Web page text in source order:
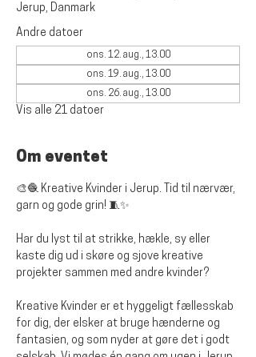
Jerup, Danmark
Andre datoer
ons. 12. aug., 13.00
ons. 19. aug., 13.00
ons. 26. aug., 13.00
Vis alle 21 datoer
Om eventet
🎨🧶 Kreative Kvinder i Jerup. Tid til nærvær,
garn og gode grin! 🧵✨
Har du lyst til at strikke, hækle, sy eller
kaste dig ud i skøre og sjove kreative
projekter sammen med andre kvinder?
Kreative Kvinder er et hyggeligt fællesskab
for dig, der elsker at bruge hænderne og
fantasien, og som nyder at gøre det i godt